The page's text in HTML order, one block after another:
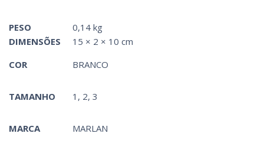
PESO
0,14 kg
DIMENSÕES
15 × 2 × 10 cm
COR
BRANCO
TAMANHO 1, 2, 3
MARCA MARLAN